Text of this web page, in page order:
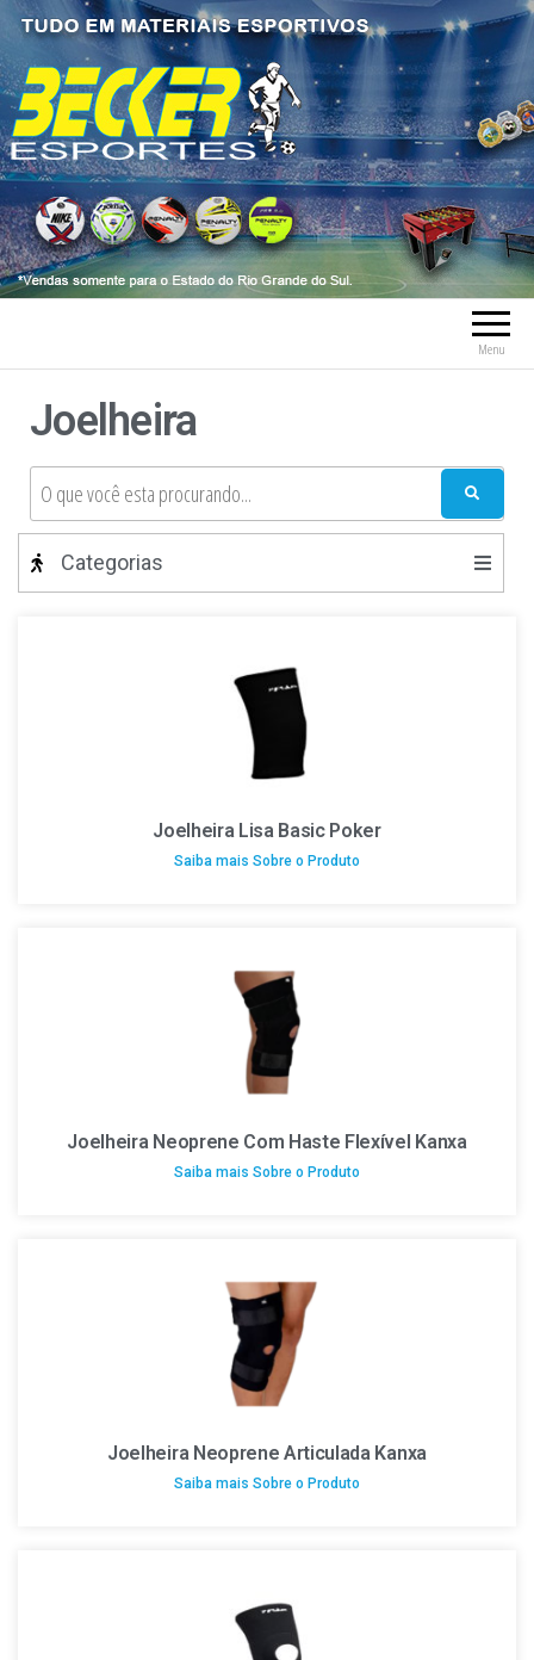
Becker Esportes
Tudo em Material Esportivo tais como
bolas, meia, troféus, chuteiras, tênis, tênis
futsal, material esportivo, caneleiras,
tornozeleiras, fardamentos.
Menu
Joelheira
Categorias
Joelheira Lisa Basic Poker
Saiba mais Sobre o Produto
Joelheira Neoprene Com Haste Flexível Kanxa
Saiba mais Sobre o Produto
Joelheira Neoprene Articulada Kanxa
Saiba mais Sobre o Produto